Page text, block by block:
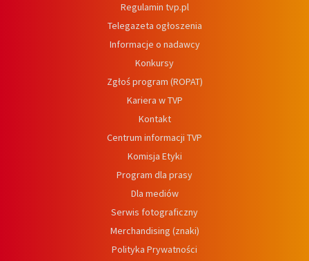
Regulamin tvp.pl
Telegazeta ogłoszenia
Informacje o nadawcy
Konkursy
Zgłoś program (ROPAT)
Kariera w TVP
Kontakt
Centrum informacji TVP
Komisja Etyki
Program dla prasy
Dla mediów
Serwis fotograficzny
Merchandising (znaki)
Polityka Prywatności